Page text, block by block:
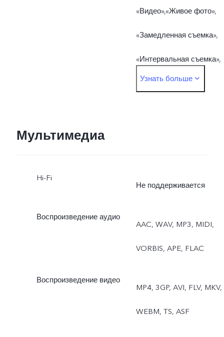
«Видео»,«Живое фото»,
«Замедленная съемка»,
«Интервальная съемка»,
«Режим Pro»,
Узнать больше
Мультимедиа
Hi-Fi
Не поддерживается
Воспроизведение аудио
AAC, WAV, MP3, MIDI,
VORBIS, APE, FLAC
Воспроизведение видео
MP4, 3GP, AVI, FLV, MKV,
WEBM, TS, ASF